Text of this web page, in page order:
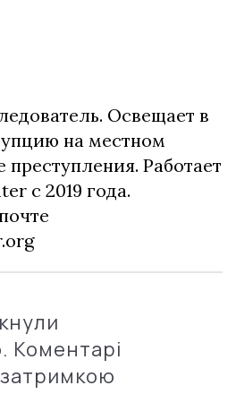
Освещает в
на местном
Работает
с 2019 года.
Коментарі